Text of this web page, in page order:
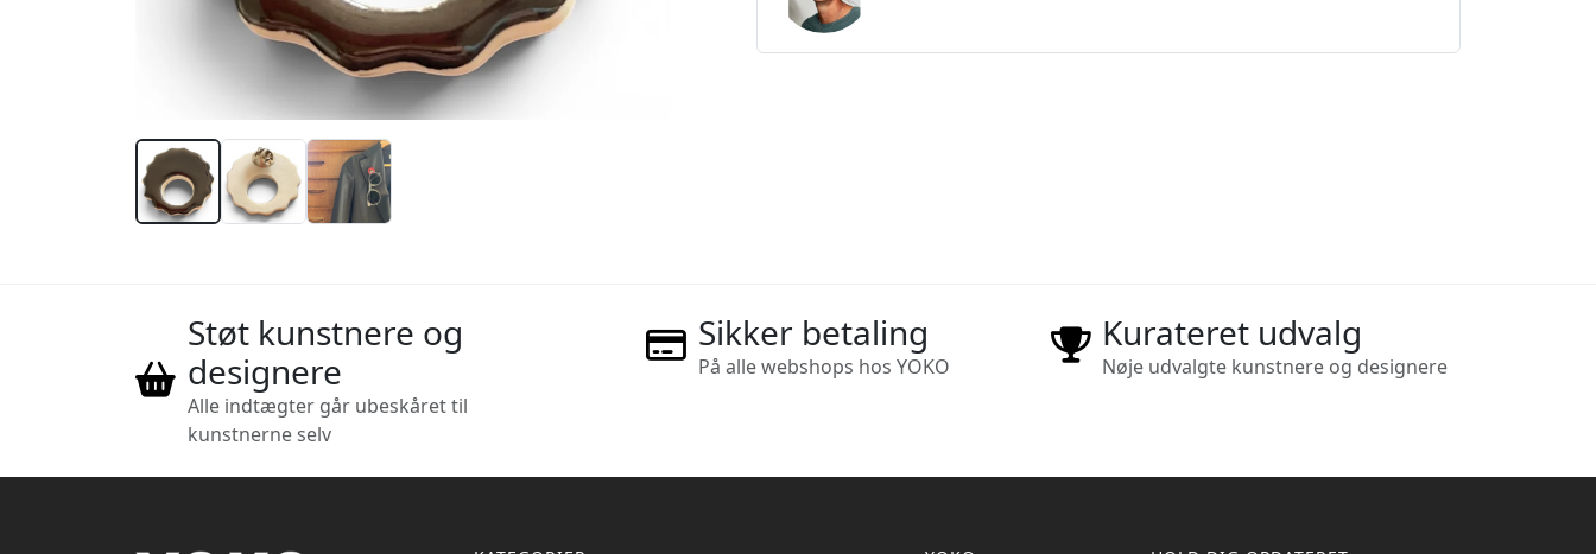
Støt kunstnere og
designere
Alle indtægter går ubeskåret til
kunstnerne selv
Sikker betaling
På alle webshops hos YOKO
Kurateret udvalg
Nøje udvalgte kunstnere og designere